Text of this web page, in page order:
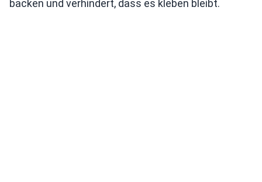
backen und verhindert, dass es kleben bleibt.